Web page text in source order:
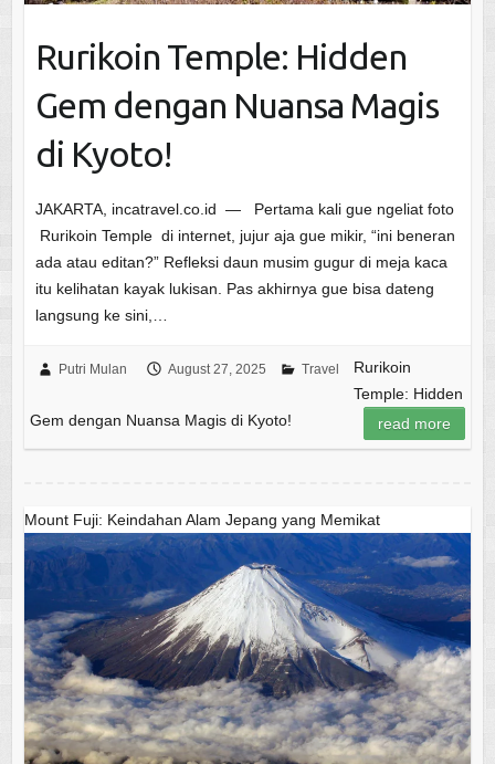
Rurikoin Temple: Hidden
Gem dengan Nuansa Magis
di Kyoto!
JAKARTA, incatravel.co.id — Pertama kali gue ngeliat foto
Rurikoin Temple di internet, jujur aja gue mikir, “ini beneran
ada atau editan?” Refleksi daun musim gugur di meja kaca
itu kelihatan kayak lukisan. Pas akhirnya gue bisa dateng
langsung ke sini,…
Putri Mulan August 27, 2025 Travel
Rurikoin
Temple: Hidden
Gem dengan Nuansa Magis di Kyoto!
read more
Mount Fuji: Keindahan Alam Jepang yang Memikat